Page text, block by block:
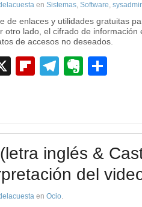
en Sistemas, Software,
de enlaces y utilidades gratuitas
otro lado, el cifrado de información
de accesos no deseados.
X Flipboard
Telegram
inglés &
del
en Ocio.